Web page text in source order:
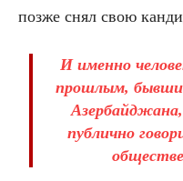
позже снял свою
И именно
прошлым,
Азербайджана,
публично